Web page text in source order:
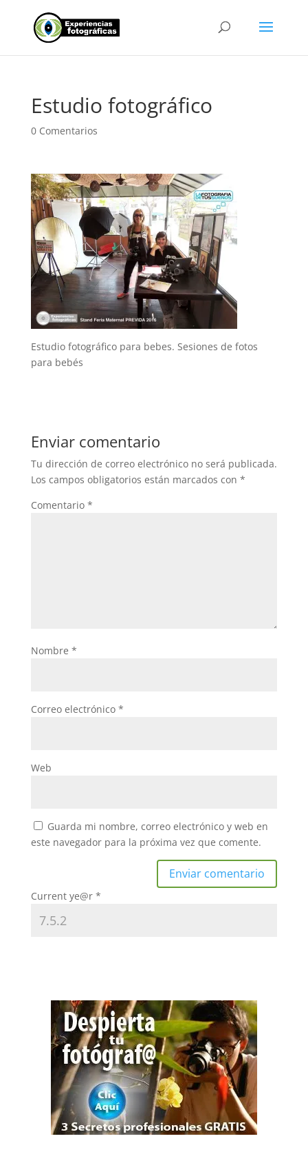
Estudio fotográfico
0 Comentarios
Estudio fotográfico para bebes. Sesiones de fotos
para bebés
Enviar comentario
Tu dirección de correo electrónico no será publicada.
Los campos obligatorios están marcados con *
Comentario *
Nombre *
Correo electrónico *
Web
Guarda mi nombre, correo electrónico y web en
este navegador para la próxima vez que comente.
Current ye@r *